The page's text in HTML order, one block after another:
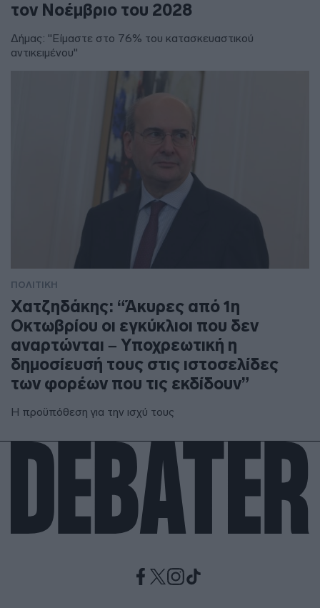
τον Νοέμβριο του 2028
Δήμας: "Είμαστε στο 76% του κατασκευαστικού
αντικειμένου"
ΠΟΛΙΤΙΚΗ
Χατζηδάκης: “Άκυρες από 1η
Οκτωβρίου οι εγκύκλιοι που δεν
αναρτώνται – Υποχρεωτική η
δημοσίευσή τους στις ιστοσελίδες
των φορέων που τις εκδίδουν”
Η προϋπόθεση για την ισχύ τους